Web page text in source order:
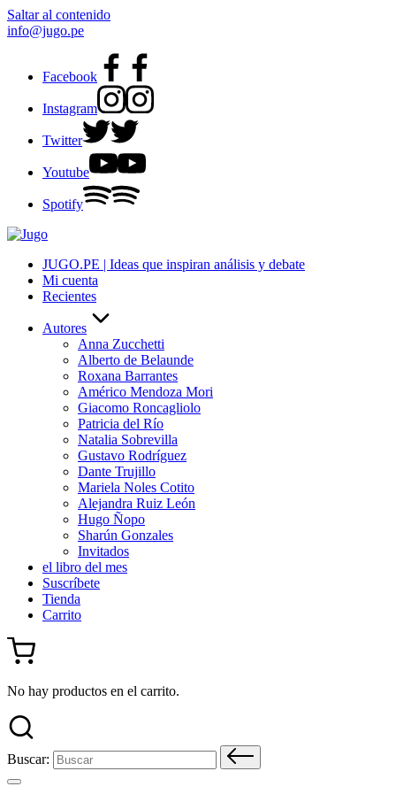
Saltar al contenido
info@jugo.pe
Facebook
Instagram
Twitter
Youtube
Spotify
JUGO.PE | Ideas que inspiran análisis y debate
Mi cuenta
Recientes
Autores
Anna Zucchetti
Alberto de Belaunde
Roxana Barrantes
Américo Mendoza Mori
Giacomo Roncagliolo
Patricia del Río
Natalia Sobrevilla
Gustavo Rodríguez
Dante Trujillo
Mariela Noles Cotito
Alejandra Ruiz León
Hugo Ñopo
Sharún Gonzales
Invitados
el libro del mes
Suscríbete
Tienda
Carrito
No hay productos en el carrito.
Buscar: